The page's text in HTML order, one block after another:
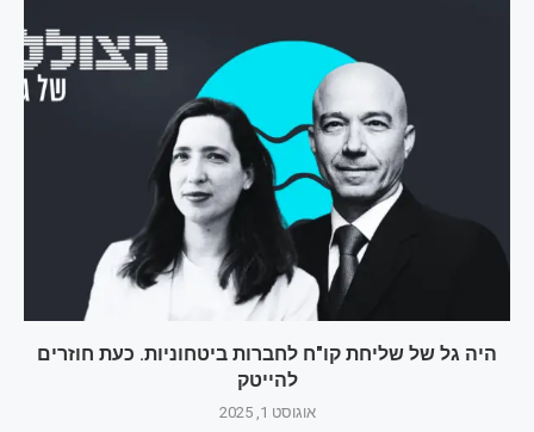
היה גל של שליחת קו"ח לחברות ביטחוניות. כעת חוזרים
להייטק
אוגוסט 1, 2025